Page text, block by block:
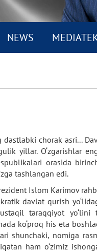
NEWS
chorak asri...
yillar. O‘zgarishlar
orasida
tashlangan edi.
Islom Karimov
davlat qurish
taraqqiyot
ko‘proq his eta
shunchaki, nomiga
ham o‘zimiz